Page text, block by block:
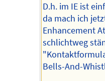
D.h. im IE ist
da mach ich
Enhancement
schlichtweg
Bells-And-